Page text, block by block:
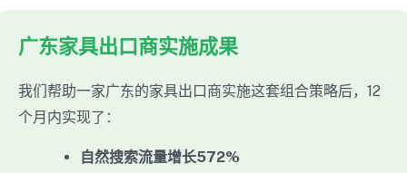
广东家具出口商实施成果
我们帮助一家广东的家具出口商实施这套组合策略后，12
个月内实现了：
自然搜索流量增长572%